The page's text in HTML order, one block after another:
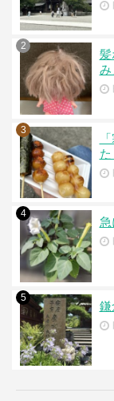
2
髪
み
3
た
4
急
5
鎌